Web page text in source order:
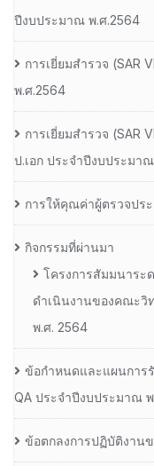
ปีงบประมาณ พ.ศ.2564
การเยี่ยมสํารวจ (SAR
พ.ศ.2564
การเยี่ยมสํารวจ (SAR
ป.เอก ประจําปีงบประมา
การให้คุณค่าผู้ตรวจประ
กิจกรรมที่ผ่านมา
โครงการสัมมนาระ
ดำเนินงานของคณะวิ
พ.ศ. 2564
ข้อกำหนดและแผนการ
QA ประจำปีงบประมาณ
ข้อตกลงการปฏิบัติงาน